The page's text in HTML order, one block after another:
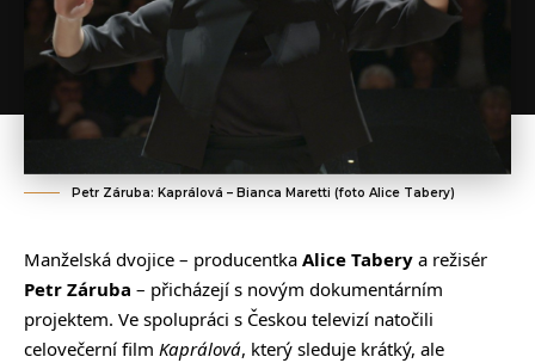
Petr Záruba: Kaprálová – Bianca Maretti (foto Alice Tabery)
Manželská dvojice – producentka Alice Tabery a režisér
Petr Záruba – přicházejí s novým dokumentárním
projektem. Ve spolupráci s Českou televizí natočili
celovečerní film Kaprálová, který sleduje krátký, ale